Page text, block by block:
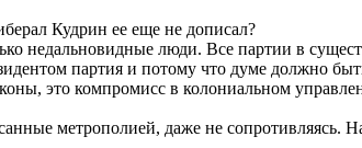
Кудрин ее еще не дописал?
недальновидные люди. Все партии в
партия и потому что думе должно
это компромисс в колониальном
метрополией, даже не сопротивляясь.